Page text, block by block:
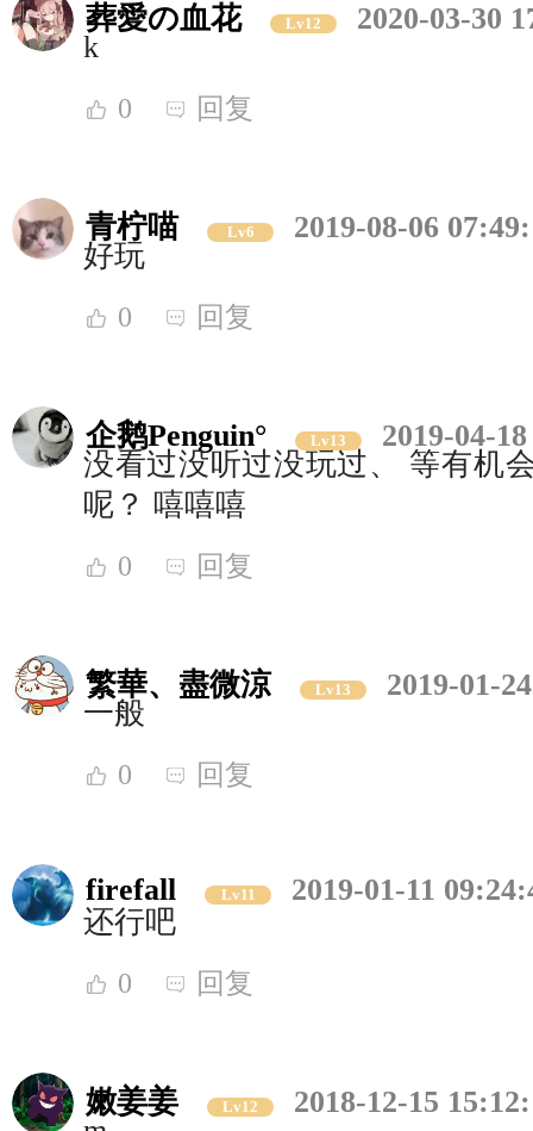
葬愛の血花 Lv12
2020-03-30
k
0 回复
青柠喵 Lv6
2019-08-06
好玩
0 回复
企鹅Penguin° Lv13
2019-04-
没看过没听过没玩过、 等有机
呢？ 嘻嘻嘻
0 回复
繁華、盡微涼 Lv13
2019-01-
一般
0 回复
firefall Lv11
2019-01-11
还行吧
0 回复
嫩姜姜 Lv12
2018-12-15